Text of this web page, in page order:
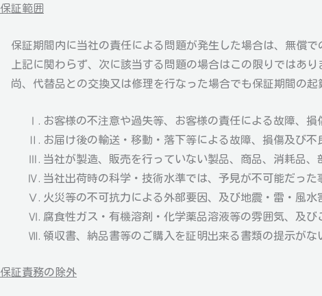
保証範囲
保証期間内に当社の責任による問題が発生した場合は、無償で
上記に関わらず、次に該当する問題の場合はこの限りではあり
尚、代替品との交換又は修理を行なった場合でも保証期間の
Ⅰ. お客様の不注意や過失等、お客様の責任による故障、損
Ⅱ. お届け後の輸送・移動・落下等による故障、損傷及び不
Ⅲ. 当社が製造、販売を行っていない製品、商品、消耗品、
Ⅳ. 当社出荷時の科学・技術水準では、予見が不可能だった
Ⅴ. 火災等の不可抗力による外部要因、及び地震・雷・風水
Ⅵ. 腐食性ガス・有機溶剤・化学薬品溶液等の雰囲気、及
Ⅶ. 領収書、納品書等のご購入を証明出来る書類の提示がな
保証責務の除外